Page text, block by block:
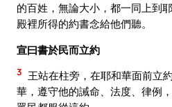
的百姓，無論大小，都一同上到
殿裡所得的約書念給他們聽。
宣曰書於民而立約
3 王站在柱旁，在耶和華面前立
華，遵守他的誡命、法度、律例